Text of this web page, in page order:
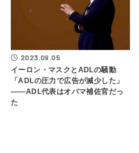
2023.09.05
イーロン・マスクとADLの騒動
「ADLの圧力で広告が減少した」
――ADL代表はオバマ補佐官だっ
た